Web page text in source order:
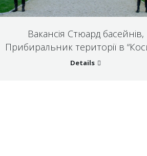
Вакансія Стюард басейнів,
Прибиральник території в
Details